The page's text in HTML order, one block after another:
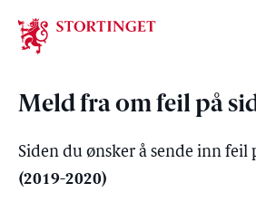
Stortinget.no
Meld fra om feil på
Siden du ønsker å sende inn feil
(2019-2020)